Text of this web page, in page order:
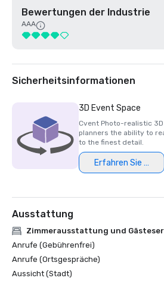
Bewertungen der Industrie
AAA
Sicherheitsinformationen
3D Event Space
Cvent Photo-realistic
planners the ability to
to the finest detail.
Erfahren Sie mehr
Ausstattung
Zimmerausstattung und
Anrufe (Gebührenfrei)
Anrufe (Ortsgespräche)
Aussicht (Stadt)